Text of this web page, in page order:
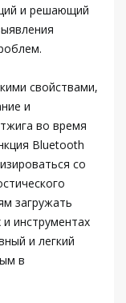
и решающий
свойствами,
и
во время
Bluetooth
со
загружать
инструментах
и легкий
в